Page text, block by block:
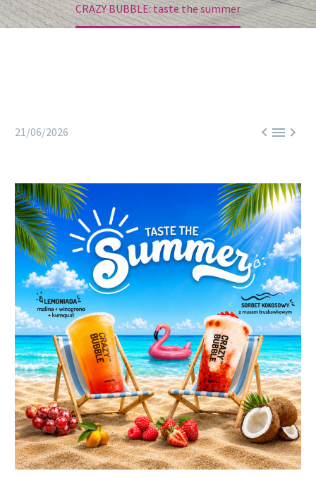
CRAZY BUBBLE: taste the summer

21/06/2026